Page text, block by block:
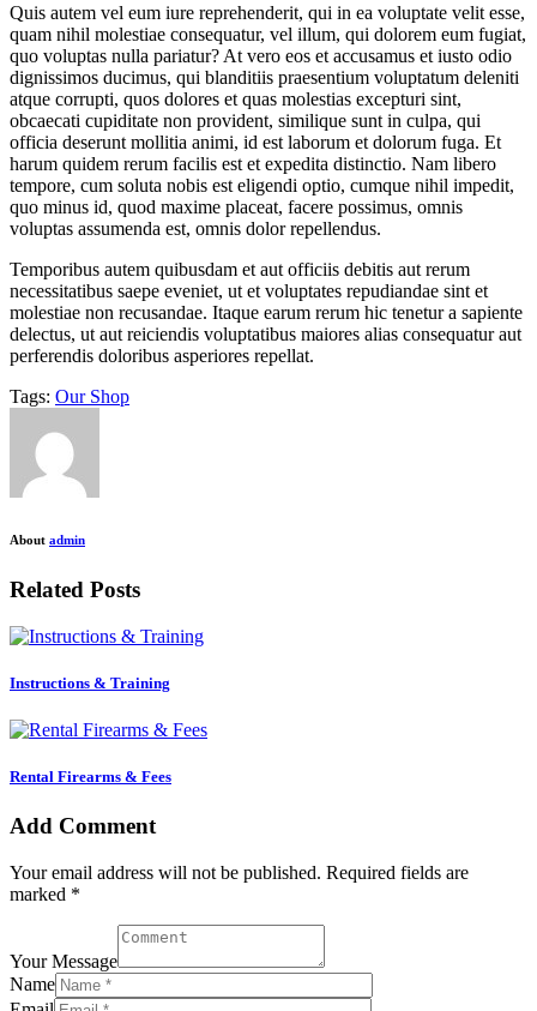
Quis autem vel eum iure reprehenderit, qui in ea voluptate velit esse,
quam nihil molestiae consequatur, vel illum, qui dolorem eum fugiat,
quo voluptas nulla pariatur? At vero eos et accusamus et iusto odio
dignissimos ducimus, qui blanditiis praesentium voluptatum deleniti
atque corrupti, quos dolores et quas molestias excepturi sint,
obcaecati cupiditate non provident, similique sunt in culpa, qui
officia deserunt mollitia animi, id est laborum et dolorum fuga. Et
harum quidem rerum facilis est et expedita distinctio. Nam libero
tempore, cum soluta nobis est eligendi optio, cumque nihil impedit,
quo minus id, quod maxime placeat, facere possimus, omnis
voluptas assumenda est, omnis dolor repellendus.
Temporibus autem quibusdam et aut officiis debitis aut rerum
necessitatibus saepe eveniet, ut et voluptates repudiandae sint et
molestiae non recusandae. Itaque earum rerum hic tenetur a sapiente
delectus, ut aut reiciendis voluptatibus maiores alias consequatur aut
perferendis doloribus asperiores repellat.
Tags: Our Shop
About admin
Related Posts
Instructions & Training
Rental Firearms & Fees
Add Comment
Your email address will not be published. Required fields are
marked *
Your Message
Name